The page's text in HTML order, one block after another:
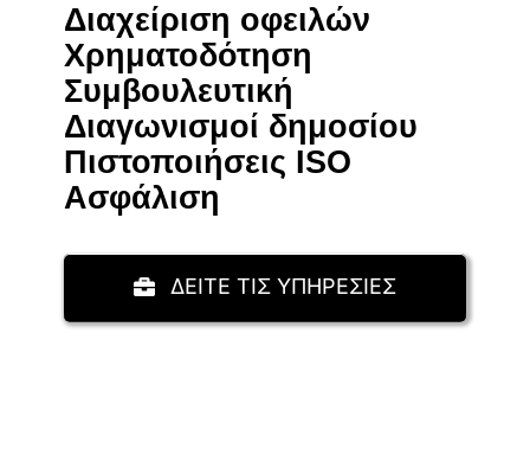
Διαχείριση οφειλών
Χρηματοδότηση
Συμβουλευτική
Διαγωνισμοί δημοσίου
Πιστοποιήσεις ISO
Aσφάλιση
ΔΕΙΤΕ ΤΙΣ ΥΠΗΡΕΣΙΕΣ